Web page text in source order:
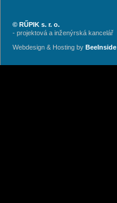
© RŰPIK s. r. o.
- projektová a inženýrská kancelář
Webdesign & Hosting by BeeInside